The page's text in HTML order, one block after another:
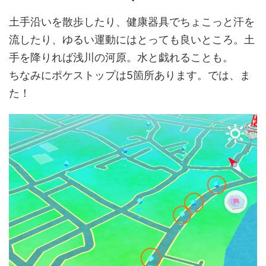
土手沿いを散歩したり、健康器具でちょこっと汗を
流したり、ゆるい運動にはとっても良いところ。土
手を降りれば浅川の河原。水と戯れることも。
ちなみにポケストップは5箇所あります。では、ま
た！